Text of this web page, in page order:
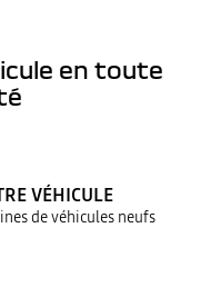
en toute
VÉHICULE
de véhicules neufs